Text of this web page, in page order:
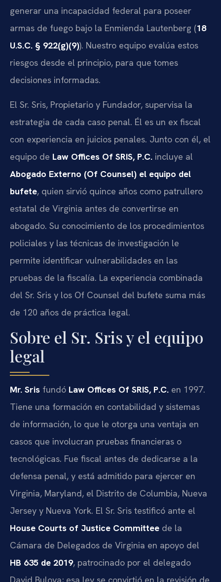
generar una incapacidad federal para poseer
armas de fuego bajo la Enmienda Lautenberg (18
U.S.C. § 922(g)(9)). Nuestro equipo evalúa estos
riesgos desde el principio, para que tomes
decisiones informadas.
El Sr. Sris, Propietario y Fundador, supervisa la
estrategia de cada caso penal. Él es un ex fiscal
con experiencia en juicios penales. Junto con él, el
equipo de Law Offices Of SRIS, P.C. incluye al
Abogado Externo (Of Counsel) el equipo del
bufete, quien sirvió quince años como patrullero
estatal de Virginia antes de convertirse en
abogado. Su conocimiento de los procedimientos
policiales y las técnicas de investigación le
permite identificar vulnerabilidades en las
pruebas de la fiscalía. La experiencia combinada
del Sr. Sris y los Of Counsel del bufete suma más
de 120 años de práctica legal.
Sobre el Sr. Sris y el equipo
legal
Mr. Sris fundó Law Offices Of SRIS, P.C. en 1997.
Tiene una formación en contabilidad y sistemas
de información, lo que le otorga una ventaja en
casos que involucran pruebas financieras o
tecnológicas. Fue fiscal antes de dedicarse a la
defensa penal, y está admitido para ejercer en
Virginia, Maryland, el Distrito de Columbia, Nueva
Jersey y Nueva York. El Sr. Sris testificó ante el
House Courts of Justice Committee de la
Cámara de Delegados de Virginia en apoyo del
HB 635 de 2019, patrocinado por el delegado